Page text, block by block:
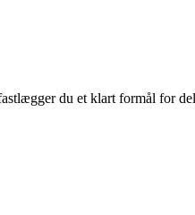
du et klart formål for